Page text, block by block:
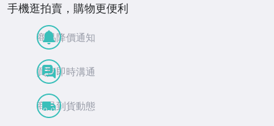
手機逛拍賣，購物更便利
商品降價通知
買賣即時溝通
商品到貨動態